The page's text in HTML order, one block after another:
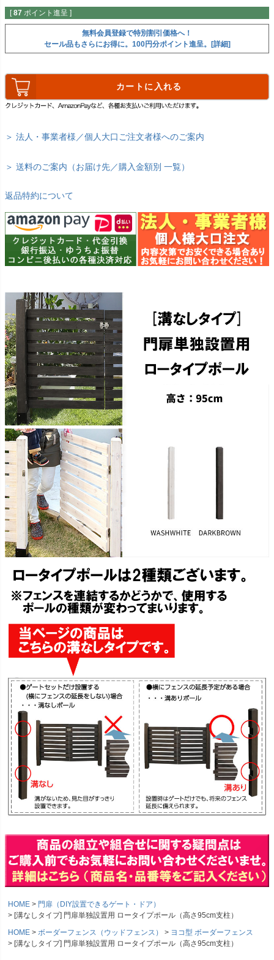
[ 87 ポイント進呈 ]
無料会員登録で特別割引価格へ！
セール品もさらにお得に。100円分ポイント進呈。[詳細]
カートに入れる
＞ 法人・事業者様／個人大口ご注文者様へのご案内
＞ 送料のご案内（お届け先／購入金額別 一覧）
返品特約について
HOME
門扉（DIY設置できるゲート・ドア）
[溝なしタイプ] 門扉単独設置用 ロータイプポール（高さ95cm支柱）
HOME
ボーダーフェンス（ウッドフェンス）
ヨコ型 ボーダーフェンス
[溝なしタイプ] 門扉単独設置用 ロータイプポール（高さ95cm支柱）